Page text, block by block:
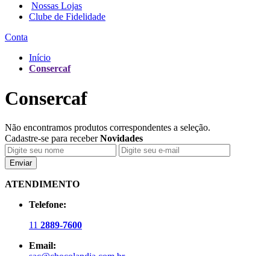
Nossas Lojas
Clube de Fidelidade
Conta
Início
Consercaf
Consercaf
Não encontramos produtos correspondentes a seleção.
Cadastre-se para receberNovidades
Enviar
ATENDIMENTO
Telefone:
11 2889-7600
Email: